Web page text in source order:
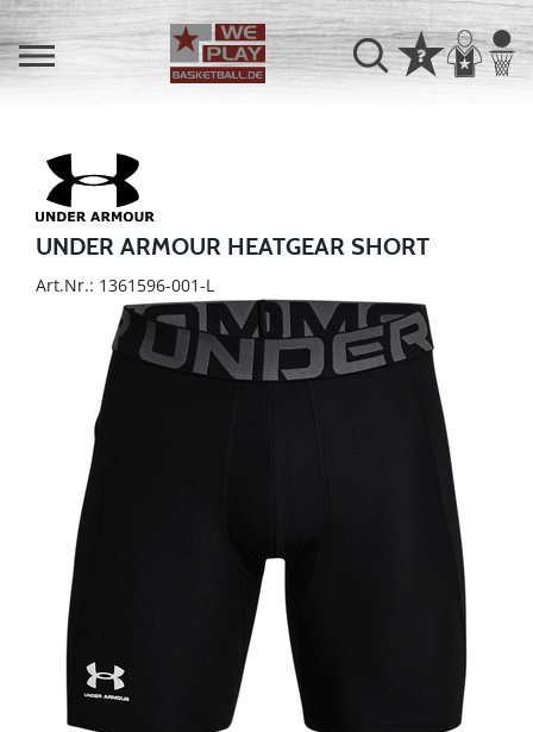
UNDER ARMOUR HEATGEAR SHORT
Art.Nr.: 1361596-001-L